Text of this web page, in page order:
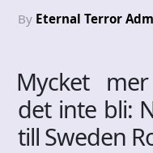
By Eternal Terror
Mycket
det inte bli:
till Sweden